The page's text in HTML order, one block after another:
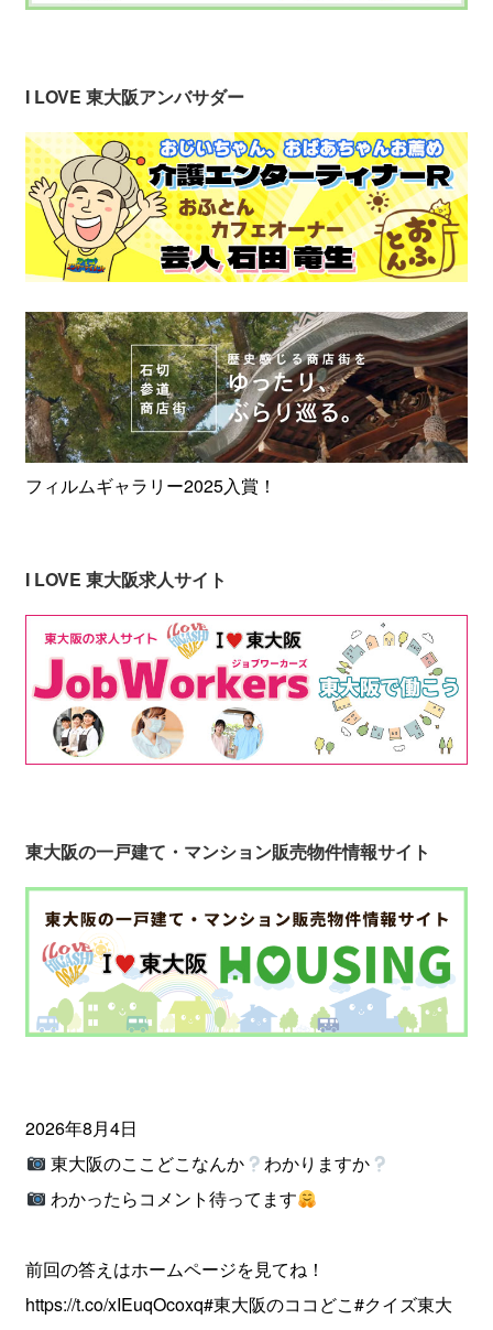
I LOVE 東大阪アンバサダー
フィルムギャラリー2025入賞！
I LOVE 東大阪求人サイト
東大阪の一戸建て・マンション販売物件情報サイト
2026年8月4日
東大阪のここどこなんか
わかりますか
わかったらコメント待ってます
前回の答えはホームページを見てね！
https://t.co/xIEuqOcoxq#東大阪のココどこ#クイズ東大